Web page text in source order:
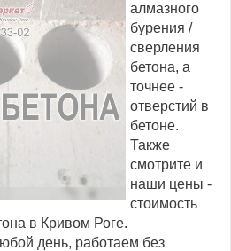
алмазного
бурения /
сверления
бетона, а
точнее -
отверстий в
бетоне.
Также
смотрите и
наши цены -
стоимость
в Кривом Роге.
день, работаем без